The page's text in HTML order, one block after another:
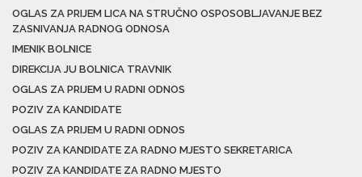
OGLAS ZA PRIJEM LICA NA STRUČNO OSPOSOBLJAVANJE BEZ
ZASNIVANJA RADNOG ODNOSA
IMENIK BOLNICE
DIREKCIJA JU BOLNICA TRAVNIK
OGLAS ZA PRIJEM U RADNI ODNOS
POZIV ZA KANDIDATE
OGLAS ZA PRIJEM U RADNI ODNOS
POZIV ZA KANDIDATE ZA RADNO MJESTO SEKRETARICA
POZIV ZA KANDIDATE ZA RADNO MJESTO